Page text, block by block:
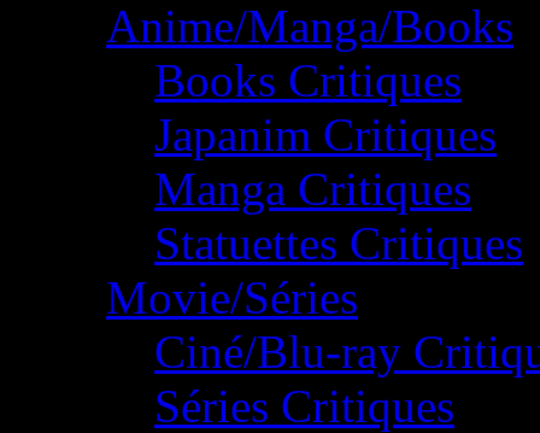
Anime/Manga/Books
Books Critiques
Japanim Critiques
Manga Critiques
Statuettes Critiques
Movie/Séries
Ciné/Blu-ray
Séries Critiques